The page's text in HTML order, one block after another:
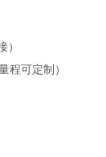
）
程可定制）